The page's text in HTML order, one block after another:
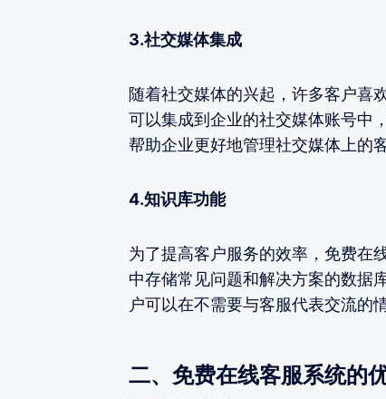
3.社交媒体集成
随着社交媒体的兴起，许多客户喜
可以集成到企业的社交媒体账号中
帮助企业更好地管理社交媒体上的
4.知识库功能
为了提高客户服务的效率，免费在
中存储常见问题和解决方案的数据
户可以在不需要与客服代表交流的
二、免费在线客服系统的